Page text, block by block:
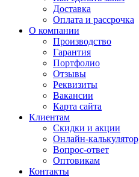
Доставка
Оплата и рассрочка
О компании
Производство
Гарантия
Портфолио
Отзывы
Реквизиты
Вакансии
Карта сайта
Клиентам
Скидки и акции
Онлайн-калькулятор
Вопрос-ответ
Оптовикам
Контакты